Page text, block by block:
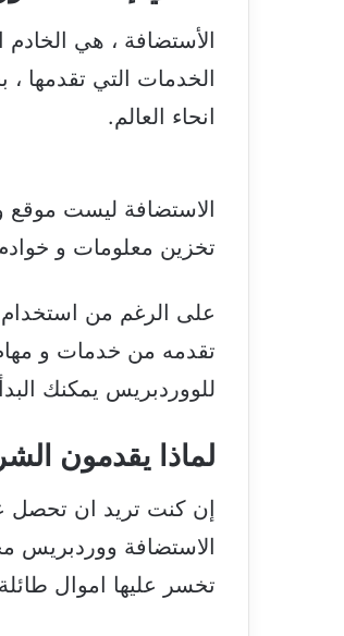
الأستضافة ، هي
الخدمات التي
انحاء العالم.
الاستضافة ليست
تخزين معلومات و خوادم
على الرغم من استخدام
تقدمه من خدمات و مهام
للووردبريس يمكنك
لماذا يقدمون
إن كنت تريد ان تحصل
الاستضافة ووردبريس
تخسر عليها اموال